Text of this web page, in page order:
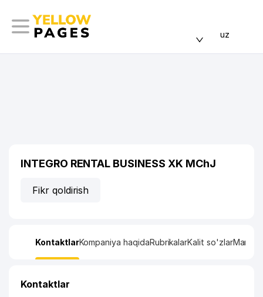
uz
INTEGRO RENTAL BUSINESS XK MChJ
Fikr qoldirish
KontaktlarKompaniya haqidaRubrikalarKalit so'zlarManzil
Kontaktlar